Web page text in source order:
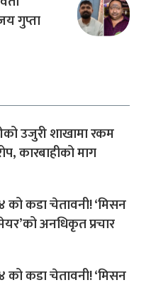
गुप्ता
उजुरी शाखामा रकम
कारबाहीको माग
को कडा चेतावनी! ‘मिसन
अनधिकृत प्रचार
को कडा चेतावनी! ‘मिसन